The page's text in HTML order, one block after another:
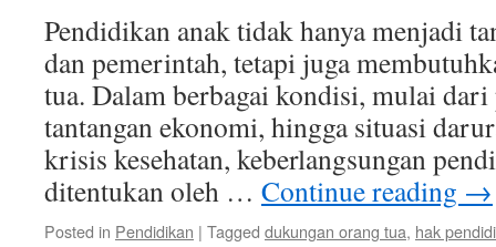
Pendidikan anak tidak hanya menjadi
dan pemerintah, tetapi juga
tua. Dalam berbagai kondisi, mulai dari
tantangan ekonomi, hingga situasi
krisis kesehatan, keberlangsungan
ditentukan oleh … Continue reading →
Posted in Pendidikan | Tagged dukungan orang tua, hak